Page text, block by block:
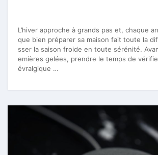
L’hiver approche à grands pas et, chaque
que bien préparer sa maison fait toute la
sser la saison froide en toute sérénité.
emières gelées, prendre le temps de
évralgique …